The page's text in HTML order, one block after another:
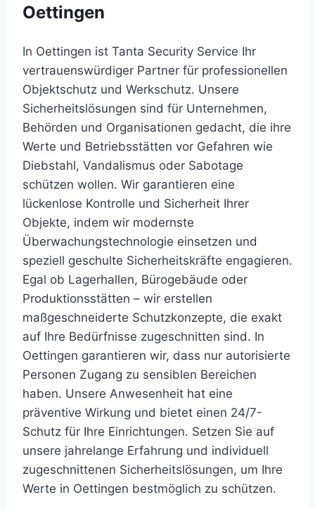
Oettingen
In Oettingen ist Tanta Security Service Ihr
vertrauenswürdiger Partner für professionellen
Objektschutz und Werkschutz. Unsere
Sicherheitslösungen sind für Unternehmen,
Behörden und Organisationen gedacht, die ihre
Werte und Betriebsstätten vor Gefahren wie
Diebstahl, Vandalismus oder Sabotage
schützen wollen. Wir garantieren eine
lückenlose Kontrolle und Sicherheit Ihrer
Objekte, indem wir modernste
Überwachungstechnologie einsetzen und
speziell geschulte Sicherheitskräfte engagieren.
Egal ob Lagerhallen, Bürogebäude oder
Produktionsstätten – wir erstellen
maßgeschneiderte Schutzkonzepte, die exakt
auf Ihre Bedürfnisse zugeschnitten sind. In
Oettingen garantieren wir, dass nur autorisierte
Personen Zugang zu sensiblen Bereichen
haben. Unsere Anwesenheit hat eine
präventive Wirkung und bietet einen 24/7-
Schutz für Ihre Einrichtungen. Setzen Sie auf
unsere jahrelange Erfahrung und individuell
zugeschnittenen Sicherheitslösungen, um Ihre
Werte in Oettingen bestmöglich zu schützen.